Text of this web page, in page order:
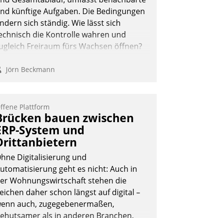
künftige Aufgaben. Die Bedingungen
sich ständig. Wie lässt sich
die Kontrolle wahren und
Freiraum fürs Wachsen öffnen?
Jörn Beckmann
Plattform
bauen zwischen
System und
Digitalisierung und
geht es nicht: Auch in
Wohnungswirtschaft stehen die
daher schon längst auf digital –
auch, zugegebenermaßen,
als in anderen Branchen.